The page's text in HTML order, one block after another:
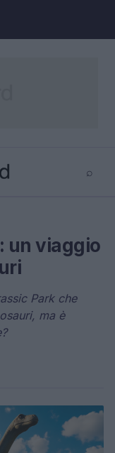
⌕
un viaggio
Park che
ma è